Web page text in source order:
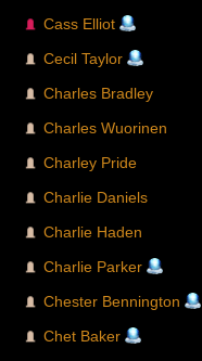
Cass Elliot
Cecil Taylor
Charles Bradley
Charles Wuorinen
Charley Pride
Charlie Daniels
Charlie Haden
Charlie Parker
Chester Bennington
Chet Baker